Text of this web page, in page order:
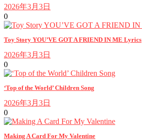
2026年3月3日
0
Toy Story YOU’VE GOT A FRIEND IN ME Lyrics
2026年3月3日
0
‘Top of the World’ Children Song
2026年3月3日
0
Making A Card For My Valentine